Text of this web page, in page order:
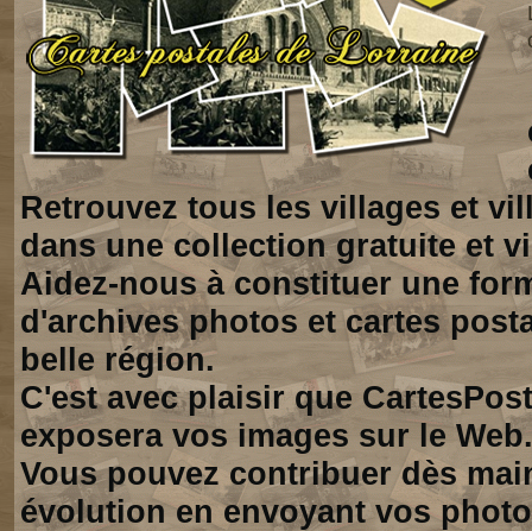
Retrouvez tous les villages et
dans une collection gratuite et
Aidez-nous à constituer une
d'archives photos et cartes
belle région.
C'est avec plaisir que
exposera vos images sur le Web.
Vous pouvez contribuer dès
évolution en envoyant vos